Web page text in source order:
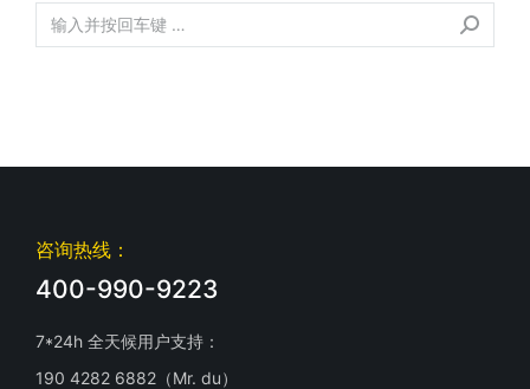
咨询热线：
400-990-9223
7*24h 全天候用户支持：
190 4282 6882（Mr. du）